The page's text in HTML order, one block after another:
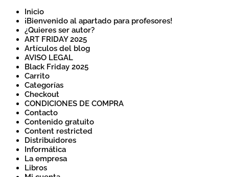
Inicio
¡Bienvenido al apartado para profesores!
¿Quieres ser autor?
ART FRIDAY 2025
Artículos del blog
AVISO LEGAL
Black Friday 2025
Carrito
Categorías
Checkout
CONDICIONES DE COMPRA
Contacto
Contenido gratuito
Content restricted
Distribuidores
Informática
La empresa
Libros